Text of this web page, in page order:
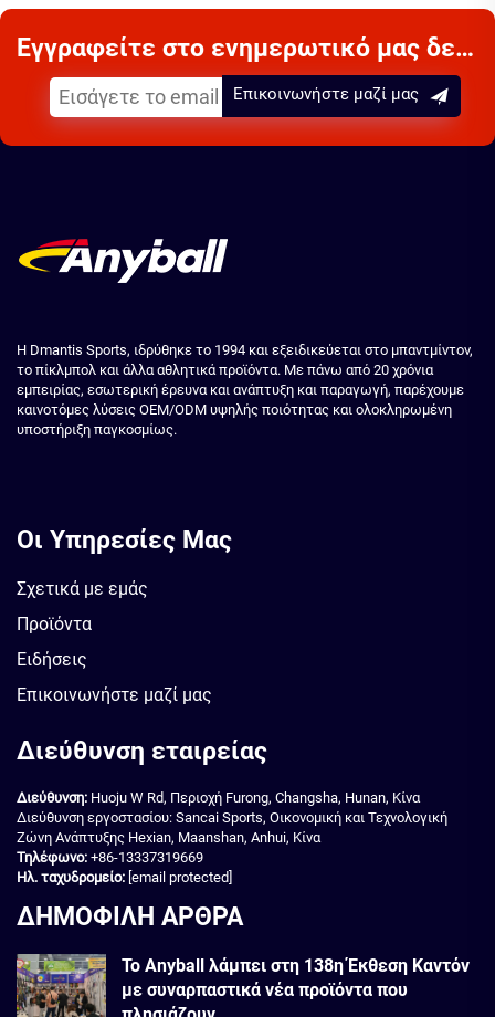
Εγγραφείτε στο ενημερωτικό μας δελτίο
Επικοινωνήστε μαζί μας
Η Dmantis Sports, ιδρύθηκε το 1994 και εξειδικεύεται στο μπαντμίντον,
το πίκλμπολ και άλλα αθλητικά προϊόντα. Με πάνω από 20 χρόνια
εμπειρίας, εσωτερική έρευνα και ανάπτυξη και παραγωγή, παρέχουμε
καινοτόμες λύσεις OEM/ODM υψηλής ποιότητας και ολοκληρωμένη
υποστήριξη παγκοσμίως.
Οι Υπηρεσίες Μας
Σχετικά με εμάς
Προϊόντα
Ειδήσεις
Επικοινωνήστε μαζί μας
Διεύθυνση εταιρείας
Διεύθυνση: Huoju W Rd, Περιοχή Furong, Changsha, Hunan, Κίνα
Διεύθυνση εργοστασίου: Sancai Sports, Οικονομική και Τεχνολογική
Ζώνη Ανάπτυξης Hexian, Maanshan, Anhui, Κίνα
Τηλέφωνο: +86-13337319669
Ηλ. ταχυδρομείο: [email protected]
ΔΗΜΟΦΙΛΗ ΑΡΘΡΑ
Το Anyball λάμπει στη 138η Έκθεση Καντόν
με συναρπαστικά νέα προϊόντα που